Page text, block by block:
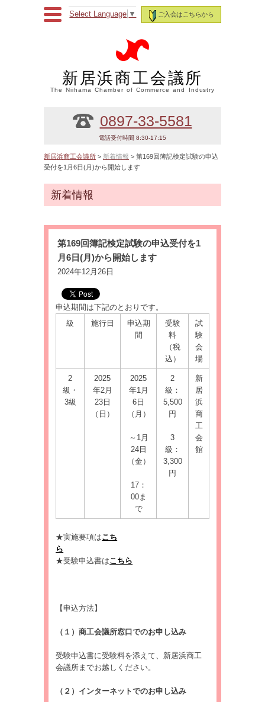
ご入会はこちらから
Select Language ▼
新居浜商工会議所
The Niihama Chamber of Commerce and Industry
0897-33-5581
電話受付時間 8:30-17:15
新居浜商工会議所 > 新着情報 > 第169回簿記検定試験の申込
受付を1月6日(月)から開始します
新着情報
第169回簿記検定試験の申込受付を1
月6日(月)から開始します
2024年12月26日
申込期間は下記のとおりです。
級
施行日
申込期
間
受験
料
（税
込）
試
験
会
場
2
級・
3級
2025
年2月
23日
（日）
2025
年1月
6日
（月）
～1月
24日
（金）
17：
00ま
で
2
級：
5,500
円
3
級：
3,300
円
新
居
浜
商
工
会
館
★実施要項はこち
ら
★受験申込書はこちら
【申込方法】
（１）商工会議所窓口でのお申し込み
受験申込書に受験料を添えて、新居浜商工
会議所までお越しください。
（２）インターネットでのお申し込み